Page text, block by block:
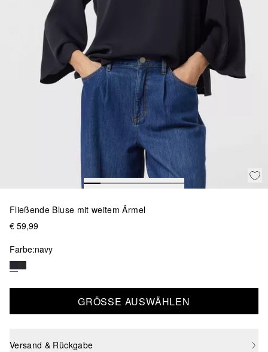
Fließende Bluse mit weitem Ärmel
€ 59,99
Farbe:navy
GRÖSSE AUSWÄHLEN
Versand & Rückgabe